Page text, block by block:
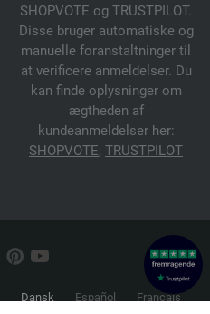
SHOPVOTE og TRUSTPILOT.
Disse bruger automatiske og
manuelle foranstaltninger til
at verificere anmeldelser. Du
kan finde oplysninger om
ægtheden af
kundeanmeldelser her:
SHOPVOTE, TRUSTPILOT
Dansk Español
Français